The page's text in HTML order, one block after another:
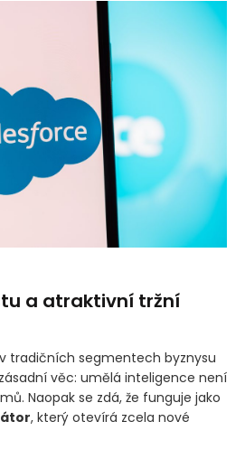
a atraktivní tržní
tradičních segmentech byznysu
věc: umělá inteligence není
Naopak se zdá, že funguje jako
, který otevírá zcela nové